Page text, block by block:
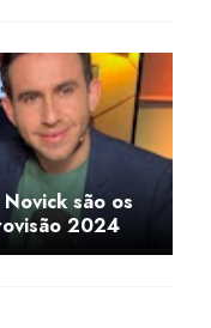
são os
2024